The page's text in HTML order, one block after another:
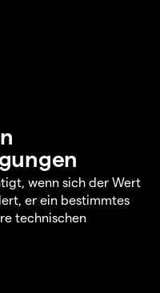
wenn sich der Wert
er ein bestimmtes
technischen